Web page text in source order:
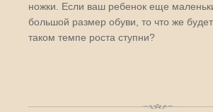
ножки. Если ваш ребенок еще
большой размер обуви, то что же
таком темпе роста ступни?